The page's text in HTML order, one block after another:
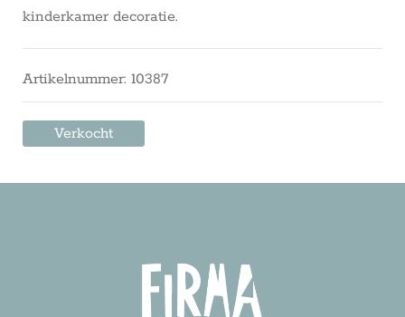
kinderkamer decoratie.
Artikelnummer: 10387
Verkocht